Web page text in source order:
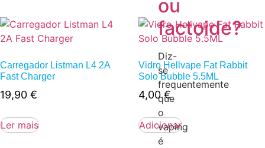
ou
factoide?
Diz-
se
frequentemente
que
o
vaping
é
Carregador Listman L4 2A
Fast Charger
19,90 €
Ler mais
Vidro Hellvape Fat Rabbit
Solo Bubble 5.5ML
4,00€
Adicionar